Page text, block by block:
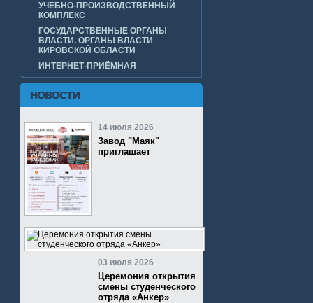
УЧЕБНО-ПРОИЗВОДСТВЕННЫЙ
КОМПЛЕКС
ГОСУДАРСТВЕННЫЕ ОРГАНЫ
ВЛАСТИ. ОРГАНЫ ВЛАСТИ
КИРОВСКОЙ ОБЛАСТИ
ИНТЕРНЕТ-ПРИЁМНАЯ
НОВОСТИ
14 июля 2026
Завод "Маяк"
приглашает
03 июля 2026
Церемония открытия
смены студенческого
отряда «Анкер»